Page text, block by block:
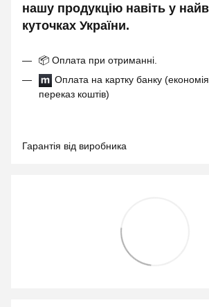
нашу продукцію навіть у
куточках України.
📦 Оплата при отриманні.
Оплата на картку банку
переказ коштів)
Гарантія від виробника